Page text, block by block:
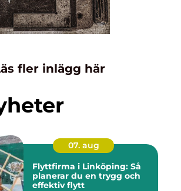
fler inlägg här
07. aug
Flyttfirma i Linköping: Så
planerar du en trygg och
effektiv flytt